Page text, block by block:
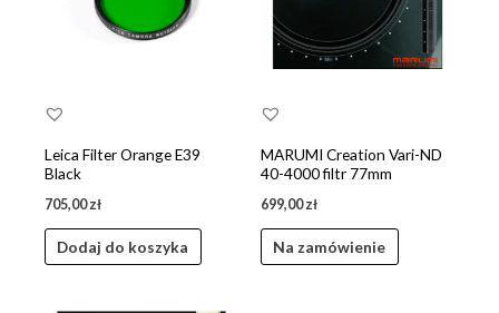
Leica Filter Orange E39
Black
705,00zł
Dodaj do koszyka
MARUMI Creation Vari-ND
40-4000 filtr 77mm
699,00zł
Na zamówienie